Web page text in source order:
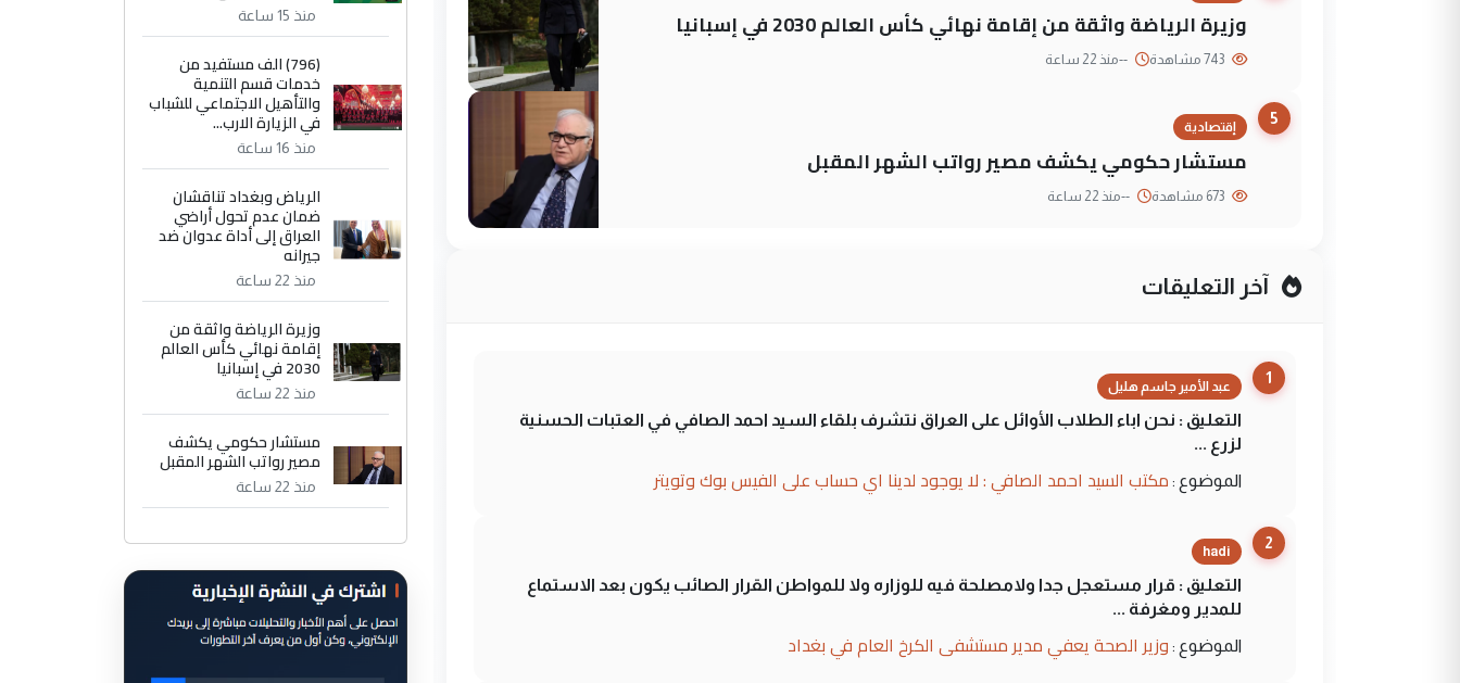
وزيرة الرياضة واثقة من إقامة نهائي كأس العالم 2030 في إسبانيا
--منذ 22 ساعة
5
إقتصادية
مستشار حكومي يكشف مصير رواتب الشهر المقبل
--منذ 22 ساعة
آخر التعليقات
1
عبد الأمير جاسم هليل
التعليق : نحن اباء الطلاب الأوائل على العراق نتشرف بلقاء السيد احمد الصافي في العتبات الحسنية
لزرع ...
الموضوع : مكتب السيد احمد الصافي : لا يوجود لدينا اي حساب على الفيس بوك وتويتر
2
hadi
التعليق : قرار مستعجل جدا ولامصلحة فيه للوزاره ولا للمواطن القرار الصائب يكون بعد الاستماع
للمدير ومغرفة ...
الموضوع : وزير الصحة يعفي مدير مستشفى الكرخ العام في بغداد
منذ 15 ساعة
(796) الف مستفيد من
خدمات قسم التنمية
والتأهيل الاجتماعي للشباب
في الزيارة الارب...
منذ 16 ساعة
الرياض وبغداد تناقشان
ضمان عدم تحول أراضي
العراق إلى أداة عدوان ضد
جيرانه
منذ 22 ساعة
وزيرة الرياضة واثقة من
إقامة نهائي كأس العالم
2030 في إسبانيا
منذ 22 ساعة
مستشار حكومي يكشف
مصير رواتب الشهر المقبل
منذ 22 ساعة